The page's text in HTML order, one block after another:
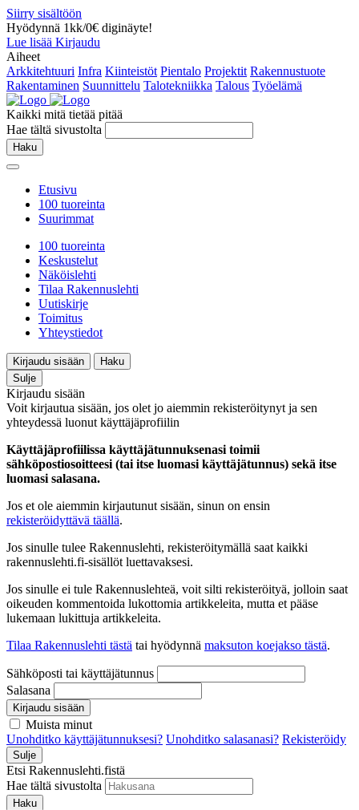
Siirry sisältöön
Hyödynnä 1kk/0€ diginäyte!
Lue lisää Kirjaudu
Aiheet
Arkkitehtuuri Infra Kiinteistöt Pientalo Projektit Rakennustuote
Rakentaminen Suunnittelu Talotekniikka Talous Työelämä
Kaikki mitä tietää pitää
Hae tältä sivustolta
Haku
Etusivu
100 tuoreinta
Suurimmat
100 tuoreinta
Keskustelut
Näköislehti
Tilaa Rakennuslehti
Uutiskirje
Toimitus
Yhteystiedot
Kirjaudu sisään
Haku
Sulje
Kirjaudu sisään
Voit kirjautua sisään, jos olet jo aiemmin rekisteröitynyt ja sen
yhteydessä luonut käyttäjäprofiilin
Käyttäjäprofiilissa käyttäjätunnuksenasi toimii
sähköpostiosoitteesi (tai itse luomasi käyttäjätunnus) sekä itse
luomasi salasana.
Jos et ole aiemmin kirjautunut sisään, sinun on ensin
rekisteröidyttävä täällä.
Jos sinulle tulee Rakennuslehti, rekisteröitymällä saat kaikki
rakennuslehti.fi-sisällöt luettavaksesi.
Jos sinulle ei tule Rakennuslehteä, voit silti rekisteröityä, jolloin saat
oikeuden kommentoida lukottomia artikkeleita, mutta et pääse
lukemaan lukittuja artikkeleita.
Tilaa Rakennuslehti tästä tai hyödynnä maksuton koejakso tästä.
Sähköposti tai käyttäjätunnus
Salasana
Kirjaudu sisään
Muista minut
Unohditko käyttäjätunnuksesi? Unohditko salasanasi? Rekisteröidy
Sulje
Etsi Rakennuslehti.fistä
Hae tältä sivustolta
Haku